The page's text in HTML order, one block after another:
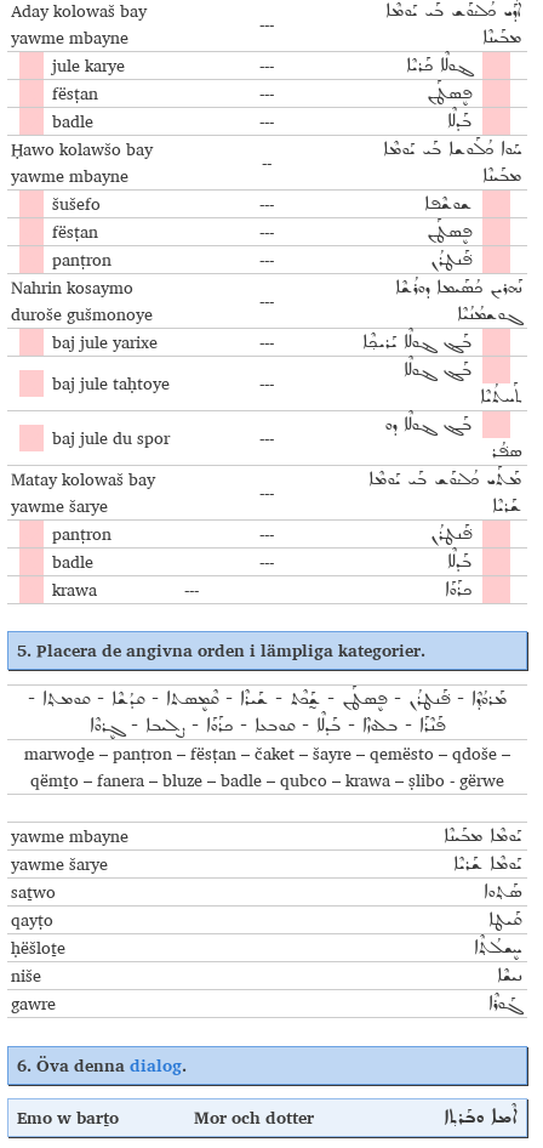
Aday kolowaš bay
yawme mbayne
---
ܐܰܕܰܝ ܟܳܠܳܘܰܫ ܒܰܝ ܝܰܘܡܶܐ
ܡܒܰܝܢܶܐ
jule karye --- ܔܘܠܶܐ ܟܰܪܝܶܐ
fësṭan --- ܦܷܣܛܰܢ
badle --- ܒܰܕܠܶܐ
Ḥawo kolawšo bay
yawme mbayne
--
ܚܰܘܐ ܟܳܠܰܘܫܐ ܒܰܝ ܝܰܘܡܶܐ
ܡܒܰܝܢܶܐ
šušefo --- ܫܘܫܶܦܐ
fësṭan --- ܦܷܣܛܰܢ
panṭron --- ܦܰ݁ܢܛܪܳܢ
Nahrin kosaymo
duroše gušmonoye
---
ܢܰܗܪܝܢ ܟܳܣܰܝܡܐ ܕܘܪܳܫܶܐ
ܓܘܫܡܳܢܳܝܶܐ
baj jule yarixe --- ܒܰܔ ܔܘܠܶܐ ܝܰܪܝܟ݂ܶܐ
baj jule taḥtoye ---
ܒܰܔ ܔܘܠܶܐ
ܬܰܚܬܳܝܶܐ
baj jule du spor ---
ܒܰܔ ܔܘܠܶܐ ܕܘ
ܣܦܳ݁ܪ
Matay kolowaš bay
yawme šarye
---
ܡܰܬܰܝ ܟܳܠܳܘܰܫ ܒܰܝ ܝܰܘܡܶܐ
ܫܰܪܝܶܐ
panṭron --- ܦܰ݁ܢܛܪܳܢ
badle --- ܒܰܕܠܶܐ
krawa --- ܟܪܰܘܰܐ
5. Placera de angivna orden i lämpliga kategorier.
ܡܰܪܘܳܕ݂ܶܐ - ܦ݁ܰܢܛܪܳܢ - ܦܷܣܛܰܢ - ܫ̰ܰܟܶܬ - ܫܰܝܪܶܐ - ܩܶܡܷܣܬܐ - ܩܕܳܫܶܐ - ܩܘܡܬ݂ܐ -
ܦܰܢܶܪܰܐ - ܒܠܘܙܶܐ - ܒܰܕܠܶܐ - ܩܘܒܥܐ - ܟܪܰܘܰܐ - ܨܠܝܒܐ - ܓܷܪܘܶܐ
marwoḏe – panṭron – fësṭan – čaket – šayre – qemësto – qdoše –
qëmṯo – fanera – bluze – badle – qubco – krawa – ṣlibo - gërwe
yawme mbayne
ܝܰܘܡܶܐ ܡܒܰܝܢܶܐ
yawme šarye ܝܰܘܡܶܐ ܫܰܪܝܶܐ
saṯwo ܣܰܬ݂ܘܐ
qayṭo ܩܰܝܛܐ
ḥëšloṯe ܚܷܫܠܳܬ݂ܶܐ
niše ܢܝܫܶܐ
gawre ܓܰܘܪܶܐ
6. Öva dennadialog.
Emo w barṯo Mor och dotter ܐܶܡܐ ܘܒܰܪܬ݂ܐ